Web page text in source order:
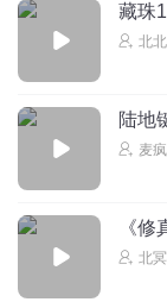
藏珠
北
陆地
麦
《
北